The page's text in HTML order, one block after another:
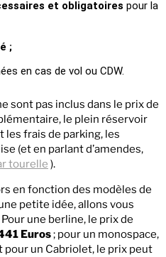
et obligatoires pour la
;
en cas de vol ou CDW.
sont pas inclus dans le prix de
le plein réservoir
les frais de parking, les
(et en parlant d’amendes,
tourelle ).
en fonction des modèles de
petite idée, allons vous
une berline, le prix de
Euros; pour un monospace,
pour un Cabriolet, le prix peut